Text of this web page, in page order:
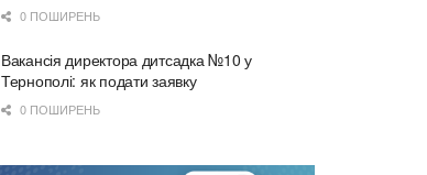
0 ПОШИРЕНЬ
Вакансія директора дитсадка №10 у
Тернополі: як подати заявку
0 ПОШИРЕНЬ